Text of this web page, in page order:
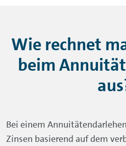
Wie rechnet
beim
Bei einem
Zinsen basierend auf dem